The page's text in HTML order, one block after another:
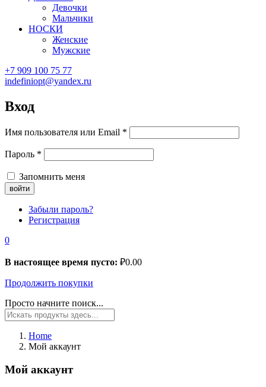
Девочки
Мальчики
НОСКИ
Женские
Мужские
+7 909 100 75 77
indefiniopt@yandex.ru
Вход
Имя пользователя или Email *
Пароль *
Запомнить меня
Забыли пароль?
Регистрация
0
В настоящее время пусто: ₽0.00
Продолжить покупки
Просто начните поиск...
Home
Мой аккаунт
Мой аккаунт